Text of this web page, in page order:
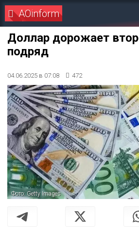
AOinform
Доллар дорожает
подряд
04.06.2025 в 07:08 472
Фото: Getty Images